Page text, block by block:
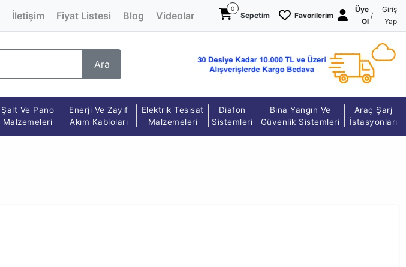
İletişim Fiyat Listesi Blog Videolar
0
Sepetim Favorilerim
Üye
Ol
/
Giriş
Yap
Ara
Şalt Ve Pano
Malzemeleri
Enerji Ve Zayıf
Akım Kabloları
Elektrik Tesisat
Malzemeleri
Diafon
Sistemleri
Bina Yangın Ve
Güvenlik Sistemleri
Araç Şarj
İstasyonları